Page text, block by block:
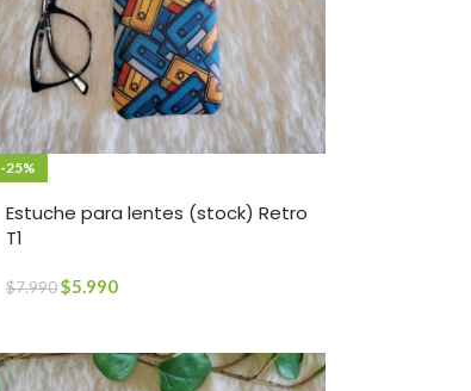
-25%
Estuche para lentes (stock) Retro
T1
$7.990$5.990